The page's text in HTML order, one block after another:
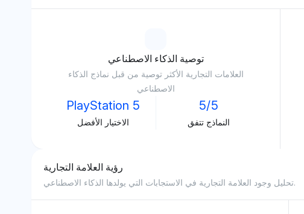
توصية الذكاء الاصطناعي
العلامات التجارية الأكثر توصية من قبل نماذج الذكاء
الاصطناعي
PlayStation 5
الاختيار الأفضل
5/5
النماذج تتفق
رؤية العلامة التجارية
تحليل وجود العلامة التجارية في الاستجابات التي يولدها الذكاء الاصطناعي.